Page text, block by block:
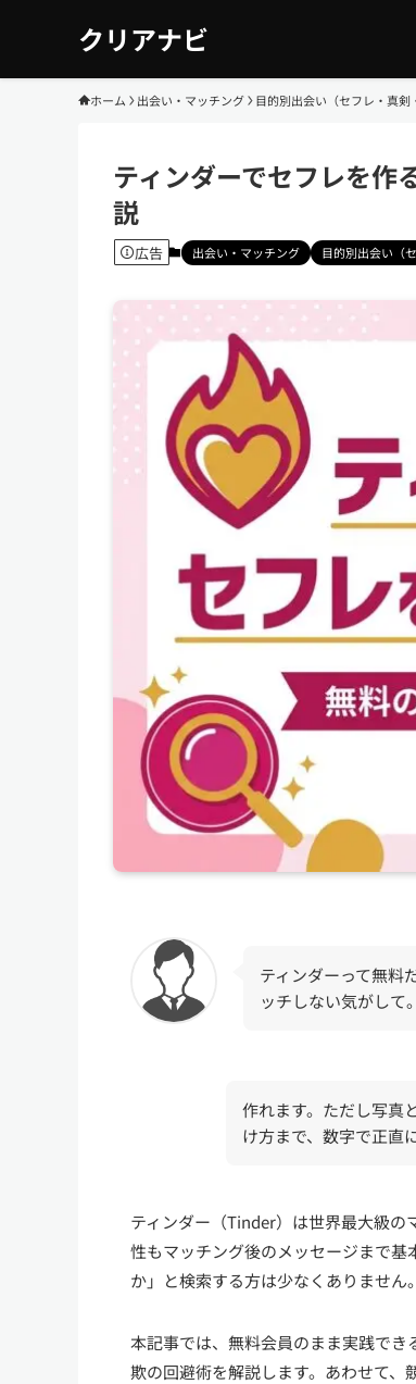
クリアナビ
ホーム 出会い・マッチング 目的別出会い（セフレ・真剣
ティンダーでセフレを作
説
広告 出会い・マッチング 目的別出会い（
ティンダーって無料
ッチしない気がして。
作れます。ただし写真
け方まで、数字で正直
ティンダー（Tinder）は世界最大級の
性もマッチング後のメッセージまで
か」と検索する方は少なくありません。
本記事では、無料会員のまま実践で
欺の回避術を解説します。あわせて